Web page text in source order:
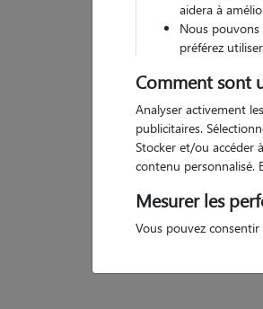
aidera à
Nous pouvons
préférez
Comment sont
Analyser activement
publicitaires.
Stocker et/ou accéder
contenu personnalisé.
Mesurer les
Vous pouvez